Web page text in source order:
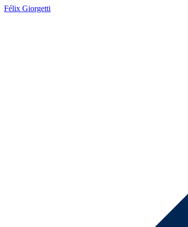
Félix Giorgetti